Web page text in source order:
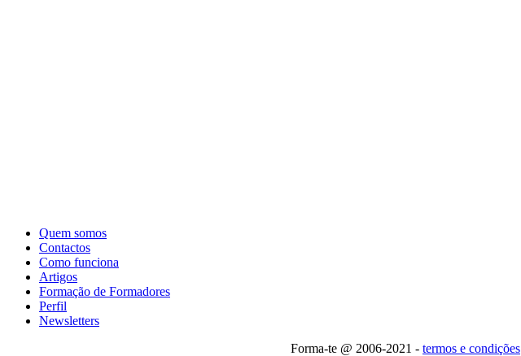
Quem somos
Contactos
Como funciona
Artigos
Formação de Formadores
Perfil
Newsletters
Forma-te @ 2006-2021 - termos e condições